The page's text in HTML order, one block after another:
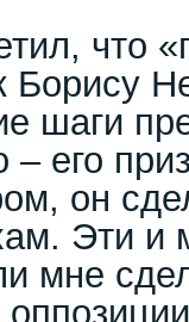
что
Борису
шаги
его
он
Эти и
мне